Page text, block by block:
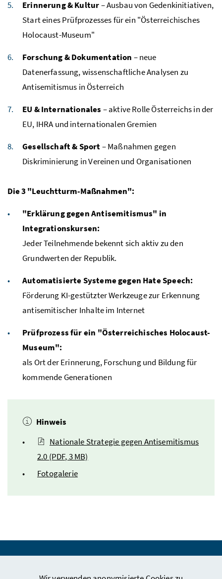
Erinnerung & Kultur– Ausbau von Gedenkinitiativen,
Start eines Prüfprozesses für ein "Österreichisches
Holocaust-Museum"
Forschung & Dokumentation – neue
Datenerfassung, wissenschaftliche Analysen zu
Antisemitismus in Österreich
EU & Internationales – aktive Rolle Österreichs in der
EU, IHRA und internationalen Gremien
Gesellschaft & Sport– Maßnahmen gegen
Diskriminierung in Vereinen und Organisationen
Die 3 "Leuchtturm-Maßnahmen":
"Erklärung gegen Antisemitismus" in
Integrationskursen:
Jeder Teilnehmende bekennt sich aktiv zu den
Grundwerten der Republik.
Automatisierte Systeme gegen Hate Speech:
Förderung KI-gestützter Werkzeuge zur Erkennung
antisemitischer Inhalte im Internet
Prüfprozess für ein "Österreichisches Holocaust-
Museum":
als Ort der Erinnerung, Forschung und Bildung für
kommende Generationen
Hinweis
Nationale Strategie gegen Antisemitismus
2.0 (PDF, 3 MB)
Fotogalerie